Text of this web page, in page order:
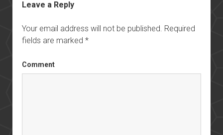
Leave a Reply
Your email address will not be published. Required
fields are marked *
Comment